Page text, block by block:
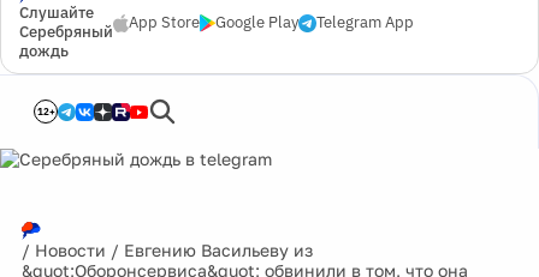
Слушайте
Серебряный
дождь
App Store Google Play Telegram App
12+
/ Новости / Евгению Васильеву из
&quot;Оборонсервиса&quot; обвинили в том, что она